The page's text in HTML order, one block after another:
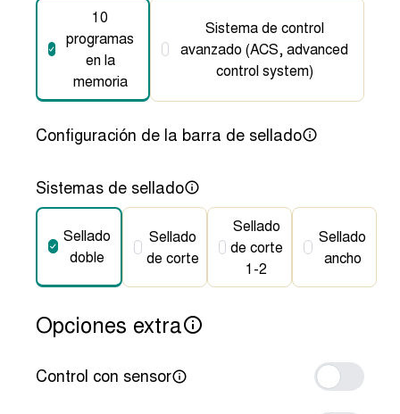
10
programas
en la
memoria
Sistema de control
avanzado (ACS, advanced
control system)
Configuración de la barra de sellado
Sistemas de sellado
Sellado
doble
Sellado
de corte
Sellado
de corte
1-2
Sellado
ancho
Opciones extra
Control con sensor